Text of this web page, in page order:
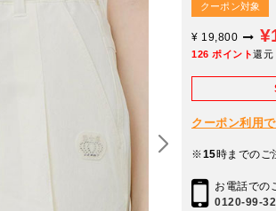
クーポン対象
¥ 19,800
126 ポイント還元
クーポン利用
※15時までのご
お電話での
0120-99-